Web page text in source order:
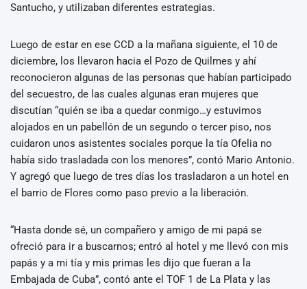
Santucho, y utilizaban diferentes estrategias.
Luego de estar en ese CCD a la mañana siguiente, el 10 de
diciembre, los llevaron hacia el Pozo de Quilmes y ahí
reconocieron algunas de las personas que habían participado
del secuestro, de las cuales algunas eran mujeres que
discutían “quién se iba a quedar conmigo…y estuvimos
alojados en un pabellón de un segundo o tercer piso, nos
cuidaron unos asistentes sociales porque la tía Ofelia no
había sido trasladada con los menores”, contó Mario Antonio.
Y agregó que luego de tres días los trasladaron a un hotel en
el barrio de Flores como paso previo a la liberación.
“Hasta donde sé, un compañero y amigo de mi papá se
ofreció para ir a buscarnos; entró al hotel y me llevó con mis
papás y a mi tía y mis primas les dijo que fueran a la
Embajada de Cuba”, contó ante el TOF 1 de La Plata y las